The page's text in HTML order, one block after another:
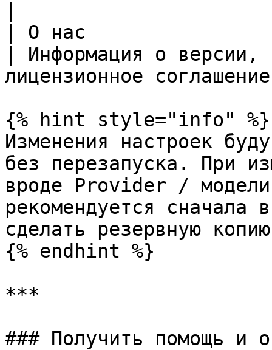
| О нас
| Информация о версии,
лицензионное
{% hint style="info" %}
Изменения настроек
без перезапуска. При
вроде Provider /
рекомендуется сначала
сделать резервную
{% endhint %}
***
### Получить помощь и